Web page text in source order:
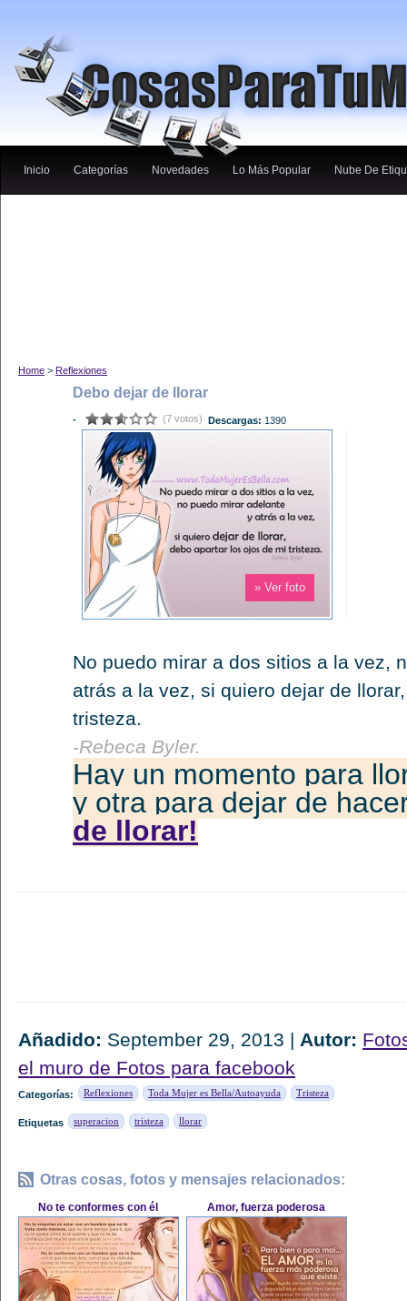
Inicio Categorías Novedades Lo Más Popular Nube De
Home > Reflexiones
Debo dejar de llorar
- (7 votos) Descargas: 1390
» Ver foto
No puedo mirar a dos sitios a la vez,
atrás a la vez, si quiero dejar de
tristeza.
-Rebeca Byler.
Hay un momento para
y otra para dejar de
de llorar!
Añadido: September 29, 2013 | Autor:
el muro de Fotos para facebook
Categorías: Reflexiones Toda Mujer es Bella/Autoayuda Tristeza
Etiquetas superacion tristeza llorar
Otras cosas, fotos y mensajes relacionados:
No te conformes con él Amor, fuerza poderosa